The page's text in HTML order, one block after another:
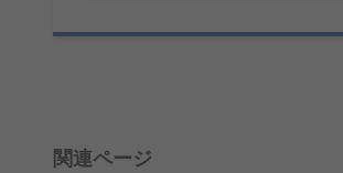
関連ページ